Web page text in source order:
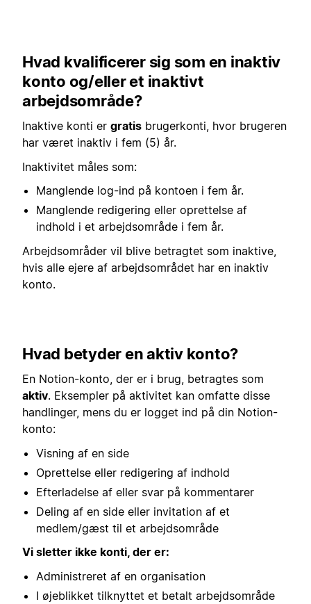
Hvad kvalificerer sig som en inaktiv
konto og/eller et inaktivt
arbejdsområde?
Inaktive konti er gratis brugerkonti, hvor brugeren
har været inaktiv i fem (5) år.
Inaktivitet måles som:
Manglende log-ind på kontoen i fem år.
Manglende redigering eller oprettelse af
indhold i et arbejdsområde i fem år.
Arbejdsområder vil blive betragtet som inaktive,
hvis alle ejere af arbejdsområdet har en inaktiv
konto.
Hvad betyder en aktiv konto?
En Notion-konto, der er i brug, betragtes som
aktiv. Eksempler på aktivitet kan omfatte disse
handlinger, mens du er logget ind på din Notion-
konto:
Visning af en side
Oprettelse eller redigering af indhold
Efterladelse af eller svar på kommentarer
Deling af en side eller invitation af et
medlem/gæst til et arbejdsområde
Vi sletter ikke konti, der er:
Administreret af en organisation
I øjeblikket tilknyttet et betalt arbejdsområde